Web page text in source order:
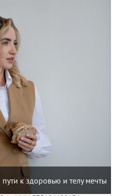
к здоровью и телу мечты